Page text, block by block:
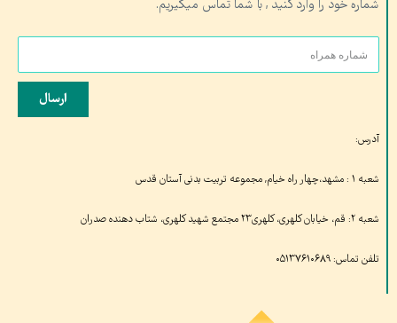
شماره خود را وارد کنید , با شما تماس میگیریم.
ارسال
آدرس:
شعبه ۱ : مشهد،چهار راه خیام, مجموعه تربیت بدنی آستان قدس
شعبه ۲: قم، خیابان کلهری، کلهری۲۳ مجتمع شهید کلهری، شتاب دهنده صدران
تلفن تماس: ۰۵۱۳۷۶۱۰۶۸۹